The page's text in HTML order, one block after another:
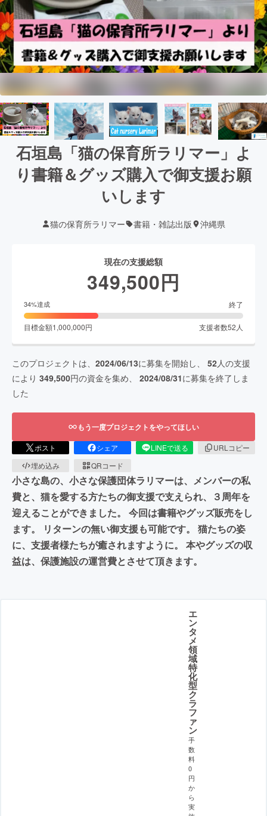
石垣島「猫の保育所ラリマー」よ
り書籍＆グッズ購入で御支援お願
いします
猫の保育所ラリマー 書籍・雑誌出版 沖縄県
現在の支援総額
349,500円
34%達成 終了
目標金額1,000,000円 支援者数52 人
このプロジェクトは、 2024/06/13に募集を開始し、 52人の支援
により 349,500円の資金を集め、 2024/08/31に募集を終了しま
した
もう一度プロジェクトをやってほしい
ポスト シェア LINEで送る
URLコピー
埋め込み
QRコード
小さな島の、小さな保護団体ラリマーは、メンバーの私
費と、猫を愛する方たちの御支援で支えられ、３周年を
迎えることができました。 今回は書籍やグッズ販売をし
ます。 リターンの無い御支援も可能です。 猫たちの姿
に、支援者様たちが癒されますように。 本やグッズの収
益は、保護施設の運営費とさせて頂きます。
エ
ン
タ
メ
領
域
特
化
型
ク
ラ
フ
ァ
ン
手
数
料
0
円
か
ら
実